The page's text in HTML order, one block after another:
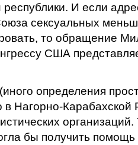
И если
сексуальных
то обращение
США
определения
в Нагорно-
бы получить